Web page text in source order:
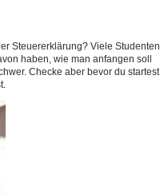
Steuererklärung? Viele Studenten
haben, wie man anfangen soll
Checke aber bevor du startest